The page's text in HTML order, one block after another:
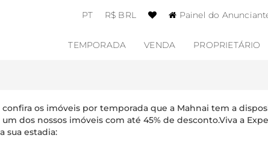
PT R$ BRL Painel do
TEMPORADA VENDA PROPRIETÁRIO
os imóveis por temporada que a Mahnai tem a
dos nossos imóveis com até 45% de desconto.Viva a
sua estadia: